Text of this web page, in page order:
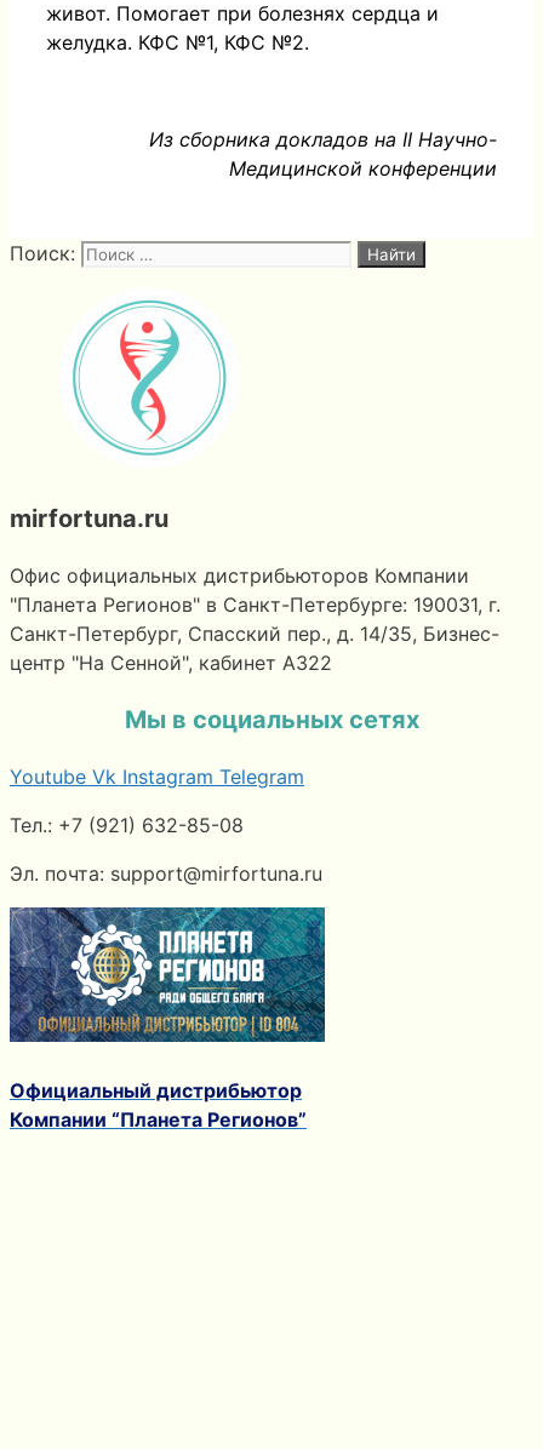
живот. Помогает при болезнях сердца и
желудка. КФС №1, КФС №2.
Из сборника докладов на II Научно-
Медицинской конференции
Поиск:
mirfortuna.ru
Офис официальных дистрибьюторов Компании
"Планета Регионов" в Санкт-Петербурге: 190031, г.
Санкт-Петербург, Спасский пер., д. 14/35, Бизнес-
центр "На Сенной", кабинет А322
Мы в социальных сетях
Youtube Vk Instagram Telegram
Тел.: +7 (921) 632-85-08
Эл. почта: support@mirfortuna.ru
Официальный дистрибьютор
Компании “Планета Регионов”